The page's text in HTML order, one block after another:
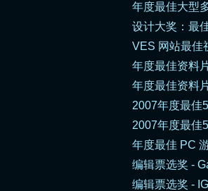
年度最佳大型
设计大奖：最
VES 网站最佳
年度最佳资料
年度最佳资料
2007年度最佳
2007年度最佳
年度最佳 PC
编辑票选奖 -
编辑票选奖 -